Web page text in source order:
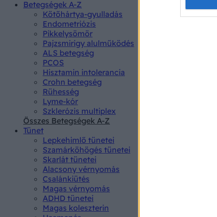
Betegségek A-Z
Kötőhártya-gyulladás
Endometriózis
Pikkelysömör
Pajzsmirigy alulműködés
ALS betegség
PCOS
Hisztamin intolerancia
Crohn betegség
Rühesség
Lyme-kór
Szklerózis multiplex
Összes Betegségek A-Z
Tünet
Lepkehimlő tünetei
Szamárköhögés tünetei
Skarlát tünetei
Alacsony vérnyomás
Csalánkiütés
Magas vérnyomás
ADHD tünetei
Magas koleszterin